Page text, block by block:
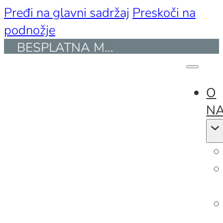
Pređi na glavni sadržaj Preskoči na
podnožje
BESPLATNA MONTAŽA I PREVOZ ZA KUPOVINE PREKO 50.000 DIN. I DO 30 KM UDALJENOSTI
O